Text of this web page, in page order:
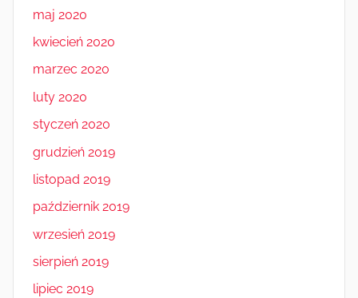
maj 2020
kwiecień 2020
marzec 2020
luty 2020
styczeń 2020
grudzień 2019
listopad 2019
październik 2019
wrzesień 2019
sierpień 2019
lipiec 2019